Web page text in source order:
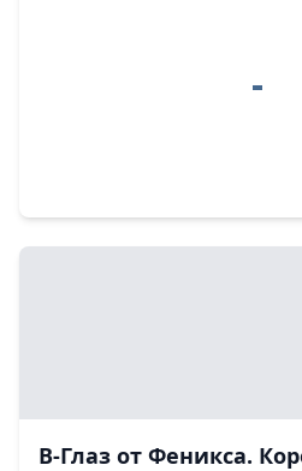
В-Глаз от Феникса.